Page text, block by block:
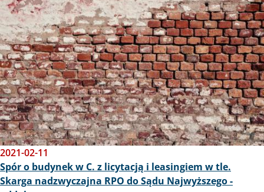
2021-02-11
Spór o budynek w C. z licytacją i leasingiem w tle.
Skarga nadzwyczajna RPO do Sądu Najwyższego -